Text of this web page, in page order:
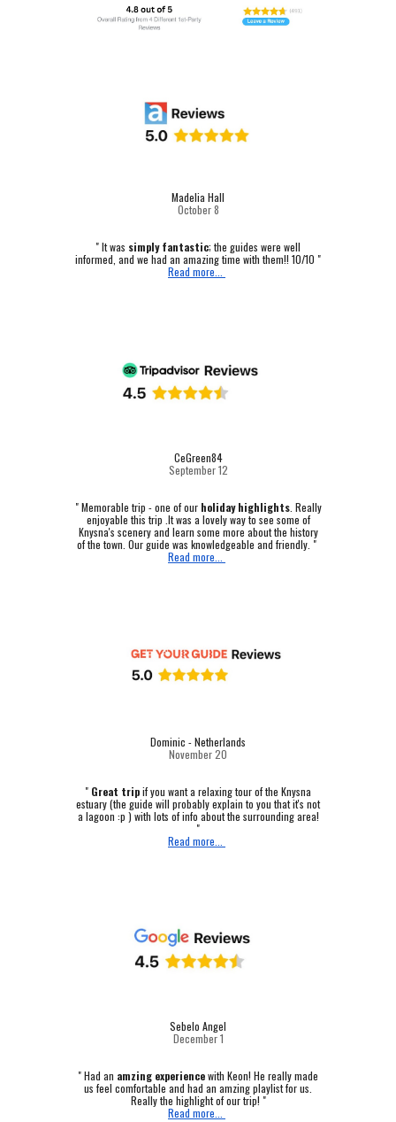
Madelia Hall
October8
" It was simply fantastic; the guides were well
informed, and we had an amazing time with them!! 10/10 "
Read more...
CeGreen84
September 12
"Memorable trip - one of our holiday highlights. Really
enjoyable this trip .It was a lovely way to see some of
Knysna's scenery and learn some more about the history
of the town. Our guide was knowledgeable and friendly. "
Read more...
Dominic - Netherlands
November 20
" Great tripif you want a relaxing tour of the Knysna
estuary (the guide will probably explain to you that it's not
a lagoon :p ) with lots of info about the surrounding area!
"
Read more...
Sebelo Angel
December 1
"Had an amzing experiencewith Keon! He really made
us feel comfortable and had an amzing playlist for us.
Really the highlight of our trip! "
Read more...